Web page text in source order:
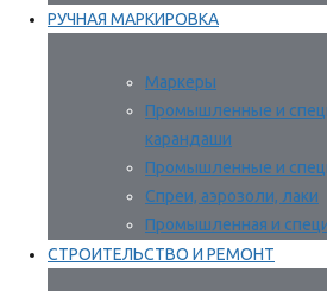
РУЧНАЯ МАРКИРОВКА
Маркеры
Промышленные и
карандаши
Промышленные и
Спреи, аэрозоли, лаки
Промышленная и
СТРОИТЕЛЬСТВО И РЕМОНТ